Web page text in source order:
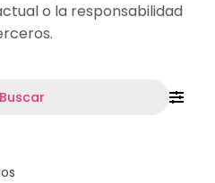
o la responsabilidad
Buscar